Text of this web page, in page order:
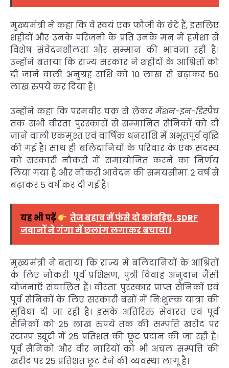
मुख्यमंत्री ने कहा कि वे स्वयं एक फौजी के बेटे हैं, इसलिए
शहीदों और उनके परिजनों के प्रति उनके मन में हमेशा से
विशेष संवेदनशीलता और सम्मान की भावना रही है।
उन्होंने बताया कि राज्य सरकार ने शहीदों के आश्रितों को
दी जाने वाली अनुग्रह राशि को 10 लाख से बढ़ाकर 50
लाख रुपये कर दिया है।
उन्होंने कहा कि परमवीर चक्र से लेकर मेंशन-इन-डिस्पैच
तक सभी वीरता पुरस्कारों से सम्मानित सैनिकों को दी
जाने वाली एकमुश्त एवं वार्षिक धनराशि में अभूतपूर्व वृद्धि
की गई है। साथ ही बलिदानियों के परिवार के एक सदस्य
को सरकारी नौकरी में समायोजित करने का निर्णय
लिया गया है और नौकरी आवेदन की समयसीमा 2 वर्ष से
बढ़ाकर 5 वर्ष कर दी गई है।
यह भी पढ़ें
तेज बहाव में फंसे दो कांवड़िए, SDRF
जवानों ने गंगा में छलांग लगाकर बचाया।
मुख्यमंत्री ने बताया कि राज्य में बलिदानियों के आश्रितों
के लिए नौकरी पूर्व प्रशिक्षण, पुत्री विवाह अनुदान जैसी
योजनाएँ संचालित हैं। वीरता पुरस्कार प्राप्त सैनिकों एवं
पूर्व सैनिकों के लिए सरकारी बसों में निःशुल्क यात्रा की
सुविधा दी जा रही है। इसके अतिरिक्त सेवारत एवं पूर्व
सैनिकों को 25 लाख रुपये तक की सम्पत्ति खरीद पर
स्टाम्प ड्यूटी में 25 प्रतिशत की छूट प्रदान की जा रही है।
पूर्व सैनिकों और वीर नारियों को भी अचल सम्पत्ति की
खरीद पर 25 प्रतिशत छूट देने की व्यवस्था लागू है।